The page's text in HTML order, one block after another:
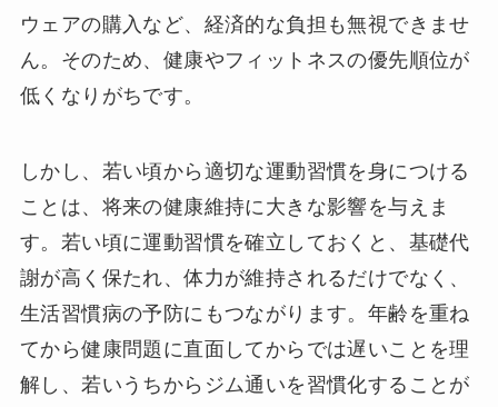
ウェアの購入など、経済的な負担も無視できませ
ん。そのため、健康やフィットネスの優先順位が
低くなりがちです。
しかし、若い頃から適切な運動習慣を身につける
ことは、将来の健康維持に大きな影響を与えま
す。若い頃に運動習慣を確立しておくと、基礎代
謝が高く保たれ、体力が維持されるだけでなく、
生活習慣病の予防にもつながります。年齢を重ね
てから健康問題に直面してからでは遅いことを理
解し、若いうちからジム通いを習慣化することが